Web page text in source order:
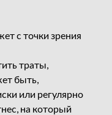
с точки зрения
траты,
быть,
или регулярно
на который